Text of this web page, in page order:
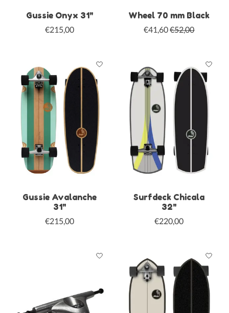
Gussie Onyx 31"
€215,00
Wheel 70 mm Black
€41,60€52,00
Gussie Avalanche
31"
€215,00
Surfdeck Chicala
32"
€220,00